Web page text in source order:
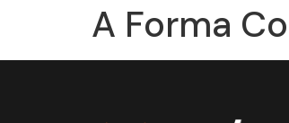
A Forma